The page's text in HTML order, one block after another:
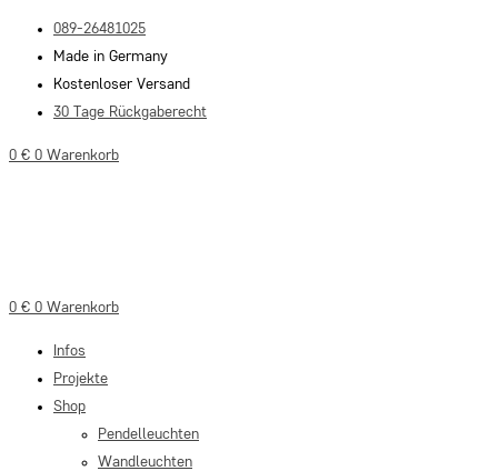
Inhalt
springen
089-26481025
Made in Germany
Kostenloser Versand
30 Tage Rückgaberecht
0 € 0 Warenkorb
0 € 0 Warenkorb
Infos
Projekte
Shop
Pendelleuchten
Wandleuchten